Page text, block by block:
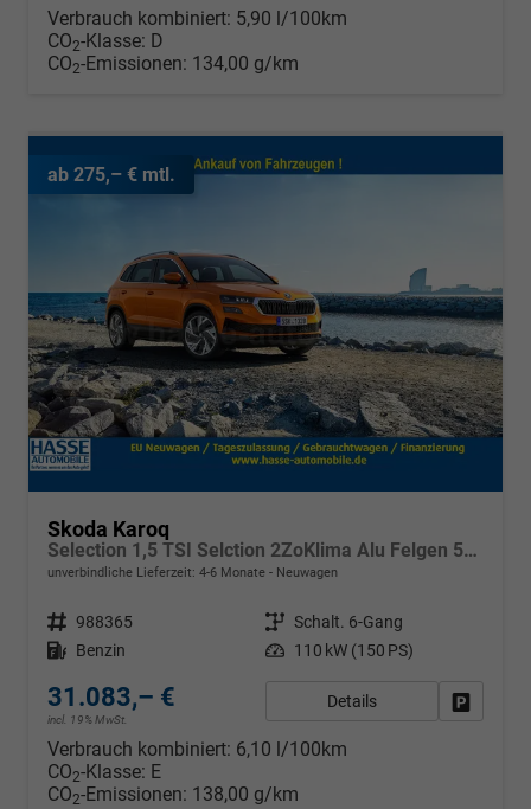
Verbrauch kombiniert: 5,90 l/100km
CO2-Klasse: D
CO2-Emissionen: 134,00 g/km
ab 275,– € mtl.
Skoda Karoq
Selection 1,5 TSI Selction 2ZoKlima Alu Felgen 5J Garantie Sitzheizung LED Scheinwerfer Tempomat
unverbindliche Lieferzeit: 4-6 Monate Neuwagen
Fahrzeugnr. 988365 Getriebe Schalt. 6-Gang
Kraftstoff Benzin Leistung 110 kW (150 PS)
31.083,– €
incl. 19% MwSt.
Details
Verbrauch kombiniert: 6,10 l/100km
CO2-Klasse: E
CO2-Emissionen: 138,00 g/km